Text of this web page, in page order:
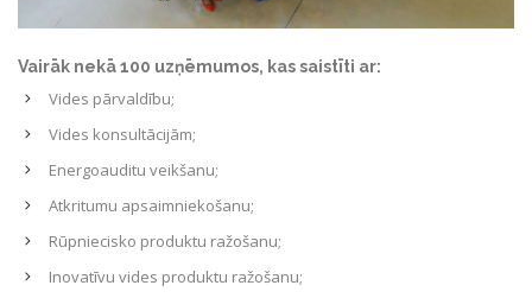
Vairāk nekā 100 uzņēmumos, kas saistīti ar:
Vides pārvaldību;
Vides konsultācijām;
Energoauditu veikšanu;
Atkritumu apsaimniekošanu;
Rūpniecisko produktu ražošanu;
Inovatīvu vides produktu ražošanu;